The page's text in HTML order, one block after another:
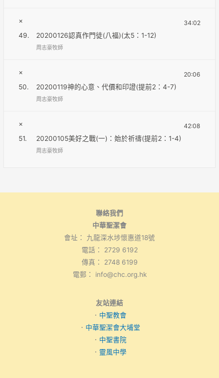
×
49.
20200126認真作門徒(八福)(太5：1-12)
34:02
周志豪牧師
×
50.
20200119神的心意、代價和印證(提前2：4-7)
20:06
周志豪牧師
×
51.
20200105美好之戰(一)：始於祈禱(提前2：1-4)
42:08
周志豪牧師
聯絡我們
中華聖潔會
會址： 九龍深水埗懷惠道18號
電話： 2729 6192
傳真： 2748 6199
電郵： info@chc.org.hk
友站連結
． 中聖教會
． 中華聖潔會大埔堂
． 中聖書院
． 靈風中學